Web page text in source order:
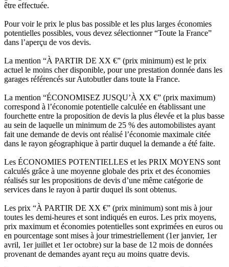
être effectuée.
Pour voir le prix le plus bas possible et les plus larges économies
potentielles possibles, vous devez sélectionner “Toute la France”
dans l’aperçu de vos devis.
La mention “À PARTIR DE XX €” (prix minimum) est le prix
actuel le moins cher disponible, pour une prestation donnée dans les
garages référencés sur Autobutler dans toute la France.
La mention “ÉCONOMISEZ JUSQU’À XX €” (prix maximum)
correspond à l’économie potentielle calculée en établissant une
fourchette entre la proposition de devis la plus élevée et la plus basse
au sein de laquelle un minimum de 25 % des automobilistes ayant
fait une demande de devis ont réalisé l’économie maximale citée
dans le rayon géographique à partir duquel la demande a été faite.
Les ÉCONOMIES POTENTIELLES et les PRIX MOYENS sont
calculés grâce à une moyenne globale des prix et des économies
réalisés sur les propositions de devis d’une même catégorie de
services dans le rayon à partir duquel ils sont obtenus.
Les prix “À PARTIR DE XX €” (prix minimum) sont mis à jour
toutes les demi-heures et sont indiqués en euros. Les prix moyens,
prix maximum et économies potentielles sont exprimées en euros ou
en pourcentage sont mises à jour trimestriellement (1er janvier, 1er
avril, 1er juillet et 1er octobre) sur la base de 12 mois de données
provenant de demandes ayant reçu au moins quatre devis.